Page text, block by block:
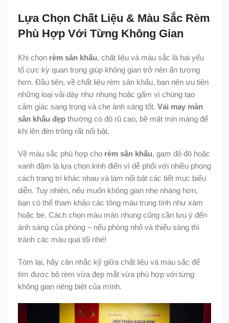
Lựa Chọn Chất Liệu & Màu Sắc Rèm
Phù Hợp Với Từng Không Gian
Khi chọn rèm sân khấu, chất liệu và màu sắc là hai yếu
tố cực kỳ quan trọng giúp không gian trở nên ấn tượng
hơn. Đầu tiên, về chất liệu rèm sân khấu, bạn nên ưu tiên
những loại vải dày như nhung hoặc gấm vì chúng tạo
cảm giác sang trọng và che ánh sáng tốt. Vải may màn
sân khấu đẹp thường có độ rũ cao, bề mặt mịn màng để
khi lên đèn trông rất nổi bật.
Về màu sắc phù hợp cho rèm sân khấu, gam đỏ đô hoặc
xanh đậm là lựa chọn kinh điển vì dễ phối với nhiều phong
cách trang trí khác nhau và làm nổi bật các tiết mục biểu
diễn. Tuy nhiên, nếu muốn không gian nhẹ nhàng hơn,
bạn có thể tham khảo các tông màu trung tính như xám
hoặc be. Cách chọn màu màn nhung cũng cần lưu ý đến
ánh sáng của phòng – nếu phòng nhỏ và thiếu sáng thì
tránh các màu quá tối nhé!
Tóm lại, hãy cân nhắc kỹ giữa chất liệu và màu sắc để
tìm được bộ rèm vừa đẹp mắt vừa phù hợp với từng
không gian riêng biệt của mình.